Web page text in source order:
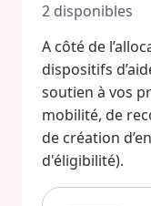
2 disponibles
A côté de
dispositifs
soutien à vos
mobilité, de
de création
d'éligibilité).